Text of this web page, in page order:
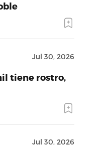
Jul 30, 2026
tiene rostro,
Jul 30, 2026